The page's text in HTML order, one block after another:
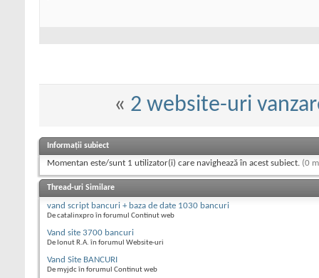
« 2 website-uri
Informații subiect
Momentan este/sunt 1 utilizator(i) care navighează în acest subiect. (0
Thread-uri Similare
vand script bancuri + baza de date 1030 bancuri
De catalinxpro în forumul Continut web
Vand site 3700 bancuri
De Ionut R.A. în forumul Website-uri
Vand Site BANCURI
De myjdc în forumul Continut web